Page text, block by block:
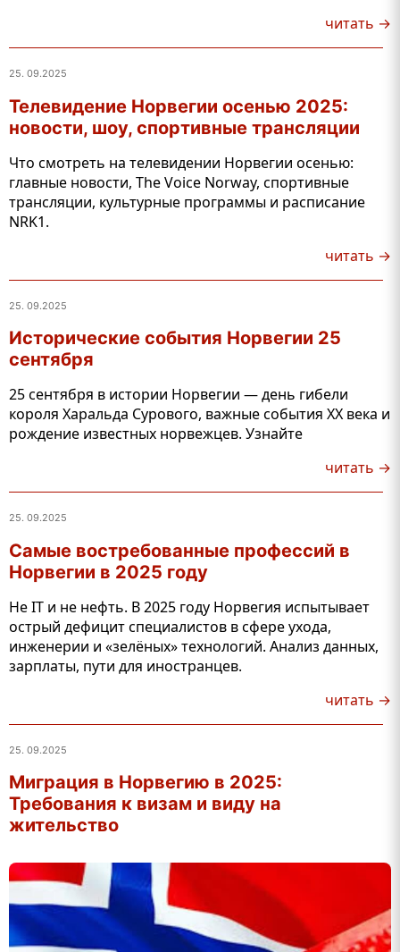
читать →
25. 09.2025
Телевидение Норвегии осенью 2025:
новости, шоу, спортивные трансляции
Что смотреть на телевидении Норвегии осенью:
главные новости, The Voice Norway, спортивные
трансляции, культурные программы и расписание
NRK1.
читать →
25. 09.2025
Исторические события Норвегии 25
сентября
25 сентября в истории Норвегии — день гибели
короля Харальда Сурового, важные события XX века и
рождение известных норвежцев. Узнайте
читать →
25. 09.2025
Самые востребованные профессий в
Норвегии в 2025 году
Не IT и не нефть. В 2025 году Норвегия испытывает
острый дефицит специалистов в сфере ухода,
инженерии и «зелёных» технологий. Анализ данных,
зарплаты, пути для иностранцев.
читать →
25. 09.2025
Миграция в Норвегию в 2025:
Требования к визам и виду на
жительство